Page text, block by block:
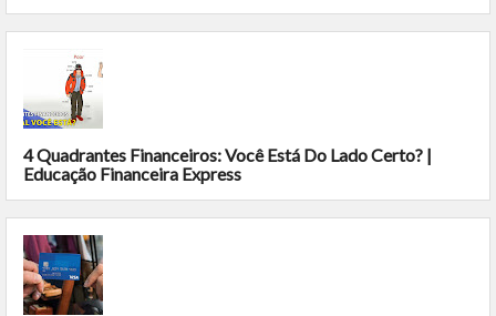
4 Quadrantes Financeiros: Você Está Do Lado Certo? |
Educação Financeira Express